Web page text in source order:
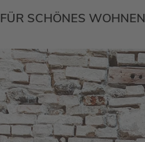
FÜR SCHÖNES WOHNEN